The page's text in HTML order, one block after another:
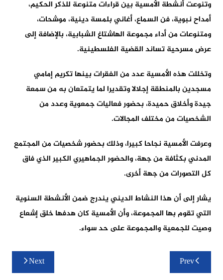
وتنوعت أنشطة الأمسية بين قراءات متنوعة للذكر الحكيم،
أمداح نبوية، فن السماع، أغاني بلمسة دينية، موشحات،
ومتنوعات من أداء مجموعة الهاشتاغ الشبابية، بالإضافة إلى
عرض مسرحية تساند القضية الفلسطينية.
وتخللت هذه الأمسية عدد من الفقرات بينها تكريم إمامي
مسجدين بالمنطقة إجلالا وتقديرا لما يتمتعان به من سمعة
جيدة وأخلاق حميدة، بحضور فعاليات جمعوية وعدد من
الشخصيات من مختلف المجالات.
وعرفت الأمسية نجاحا كبيرا، وذلك بحضور شخصيات من المجتمع
المدني بكثافة من جهة، والحضور الجماهيري الكبير الذي فاق
كل التصورات من جهة أخرى.
يشار إلى أن هذا النشاط الديني يندرج ضمن الأنشطة السنوية
التي تقوم بها المجموعة، وأن الأمسية كان هدفها خلق إشعاع
وصيت للجمعية والمجموعة على حد سواء.
تصفّح
المقالات
Prev
Next